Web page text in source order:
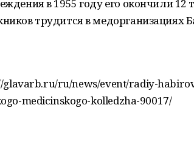
в 1955 году его окончили 12
трудится в медорганизациях
glavarb.ru/ru/news/event/radiy-
medicinskogo-kolledzha-90017/